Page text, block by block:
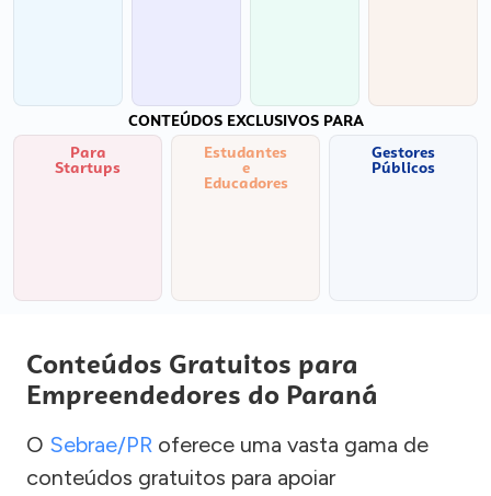
CONTEÚDOS EXCLUSIVOS PARA
Para
Startups
Estudantes
e
Educadores
Gestores
Públicos
Conteúdos Gratuitos para
Empreendedores do Paraná
O Sebrae/PR oferece uma vasta gama de
conteúdos gratuitos para apoiar